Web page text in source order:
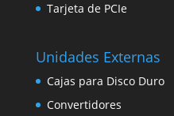
Tarjeta de PCIe
Unidades Externas
Cajas para Disco Duro
Convertidores